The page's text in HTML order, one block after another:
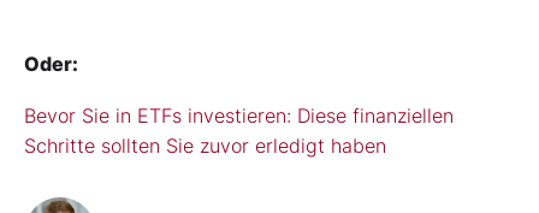
Oder:
Bevor Sie in ETFs investieren: Diese finanziellen
Schritte sollten Sie zuvor erledigt haben